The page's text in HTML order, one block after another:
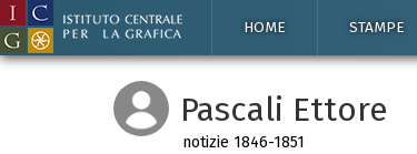
HOME STAMPE
Pascali Ettore
notizie 1846-1851